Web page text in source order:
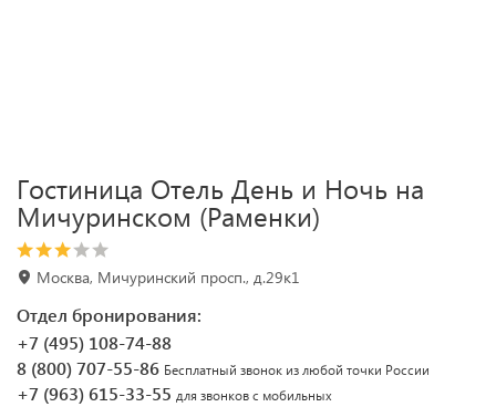
Гостиница Отель День и Ночь на
Мичуринском (Раменки)
Москва, Мичуринский просп., д.29к1
Отдел бронирования:
+7 (495) 108-74-88
8 (800) 707-55-86 Бесплатный звонок из любой точки России
+7 (963) 615-33-55 для звонков с мобильных